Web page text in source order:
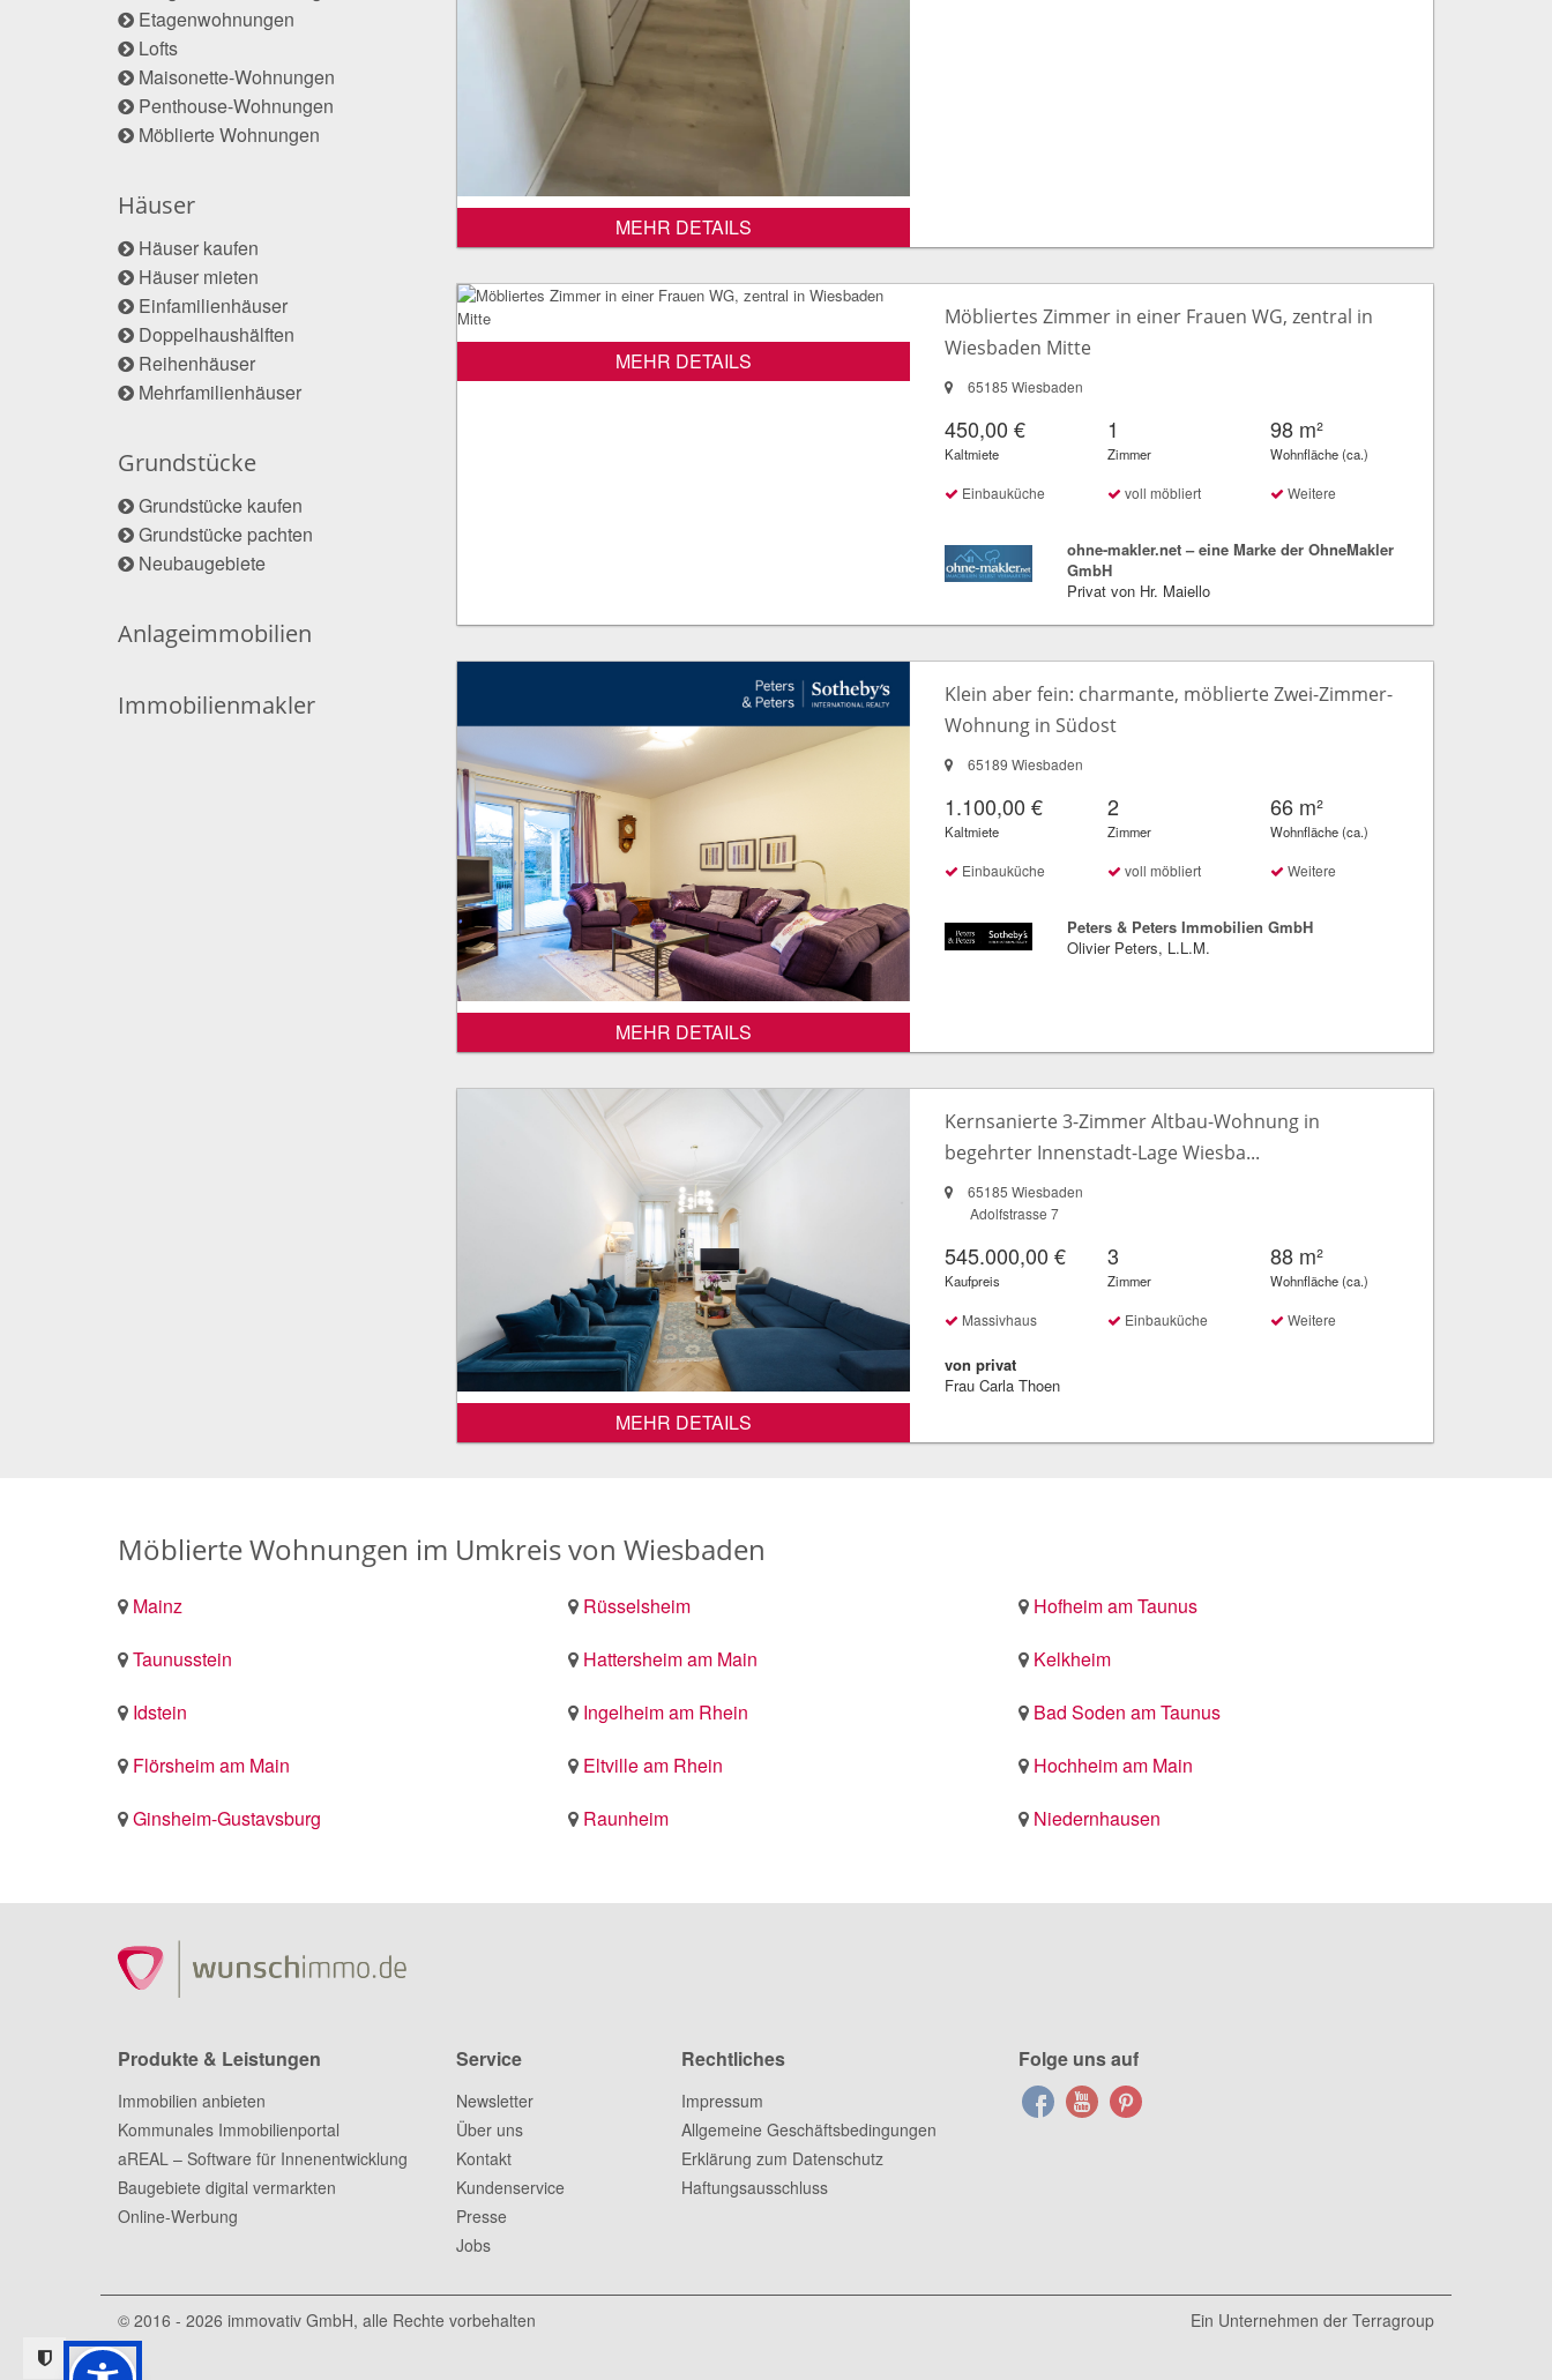
Etagenwohnungen
Lofts
Maisonette-Wohnungen
Penthouse-Wohnungen
Möblierte Wohnungen
Häuser
Häuser kaufen
Häuser mieten
Einfamilienhäuser
Doppelhaushälften
Reihenhäuser
Mehrfamilienhäuser
Grundstücke
Grundstücke kaufen
Grundstücke pachten
Neubaugebiete
Anlageimmobilien
Immobilienmakler
MEHR DETAILS
MEHR DETAILS
Möbliertes Zimmer in einer Frauen WG, zentral in
Wiesbaden Mitte
65185 Wiesbaden
450,00 €
Kaltmiete
1
Zimmer
98 m²
Wohnfläche (ca.)
Einbauküche voll möbliert Weitere
ohne-makler.net – eine Marke der OhneMakler
GmbH
Privat von Hr. Maiello
MEHR DETAILS
Klein aber fein: charmante, möblierte Zwei-Zimmer-
Wohnung in Südost
65189 Wiesbaden
1.100,00 €
Kaltmiete
2
Zimmer
66 m²
Wohnfläche (ca.)
Einbauküche voll möbliert Weitere
Peters & Peters Immobilien GmbH
Olivier Peters, L.L.M.
MEHR DETAILS
Kernsanierte 3-Zimmer Altbau-Wohnung in
begehrter Innenstadt-Lage Wiesba...
65185 Wiesbaden
Adolfstrasse 7
545.000,00 €
Kaufpreis
3
Zimmer
88 m²
Wohnfläche (ca.)
Massivhaus Einbauküche Weitere
von privat
Frau Carla Thoen
Möblierte Wohnungen im Umkreis von Wiesbaden
Mainz Rüsselsheim
Hofheim am Taunus
Taunusstein
Hattersheim am Main
Kelkheim
Idstein
Ingelheim am Rhein
Bad Soden am Taunus
Flörsheim am Main
Eltville am Rhein
Hochheim am Main
Ginsheim-Gustavsburg
Raunheim Niedernhausen
Produkte & Leistungen
Immobilien anbieten
Kommunales Immobilienportal
aREAL – Software für Innenentwicklung
Baugebiete digital vermarkten
Online-Werbung
Service
Newsletter
Über uns
Kontakt
Kundenservice
Presse
Jobs
Rechtliches
Impressum
Allgemeine Geschäftsbedingungen
Erklärung zum Datenschutz
Haftungsausschluss
Folge uns auf
© 2016 - 2026 immovativ GmbH, alle Rechte vorbehalten Ein Unternehmen der Terragroup